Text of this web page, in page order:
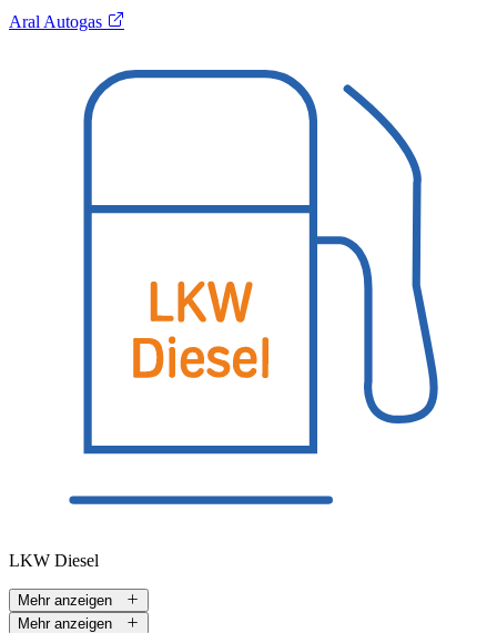
Aral Autogas
LKW Diesel
Mehr anzeigen
Mehr anzeigen